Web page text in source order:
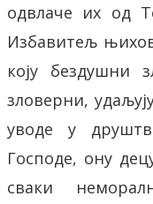
одвлаче их од
Избавитељ
коју бездушни
зловерни,
уводе у
Господе, ону
сваки